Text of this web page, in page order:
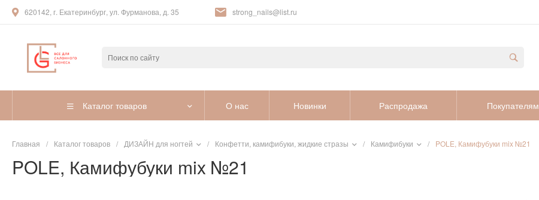
620142, г. Екатеринбург, ул. Фурманова, д. 35 strong_nails@list.ru
Каталог товаров О нас Новинки Распродажа Покупателям
Главная / Каталог товаров / ДИЗАЙН для ногтей / Конфетти, камифибуки, жидкие стразы / Камифибуки / POLE, Камифубуки mix №21
POLE, Камифубуки mix №21